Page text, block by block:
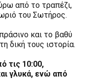
από το τραπέζι,
του Σωτήρος.
και το βαθύ
δική τους ιστορία.
τις 10:00,
γλυκά, ενώ από